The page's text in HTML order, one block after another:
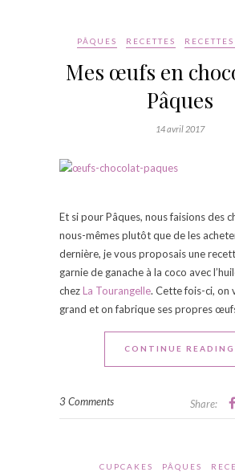
PÂQUES RECETTES
Mes œufs en
Pâques
14 avril 2017
Et si pour Pâques, nous faisions des
nous-mêmes plutôt que de les acheter
dernière, je vous proposais une
garnie de ganache à la coco avec
chezLa Tourangelle. Cette fois-ci, on
grand et on fabrique ses propres
CONTINUE READING
3 Comments Share:
CUPCAKES PÂQUES